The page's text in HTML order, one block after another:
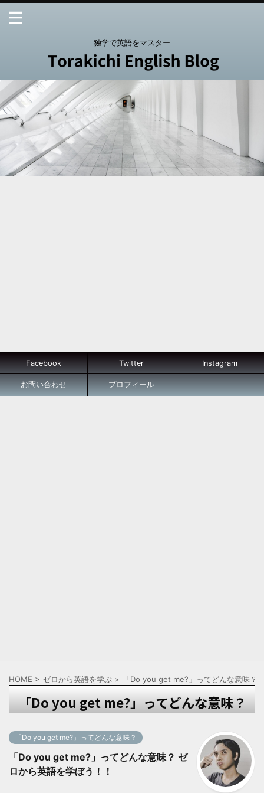
独学で英語をマスター
Facebook Twitter Instagram
お問い合わせ プロフィール
HOME > ゼロから英語を学ぶ > 「Do you get me?」ってどんな意味？
「Do you get me?」ってどんな意味？
「Do you get me?」ってどんな意味？
「Do you get me?」ってどんな意味？ ゼ
ロから英語を学ぼう！！